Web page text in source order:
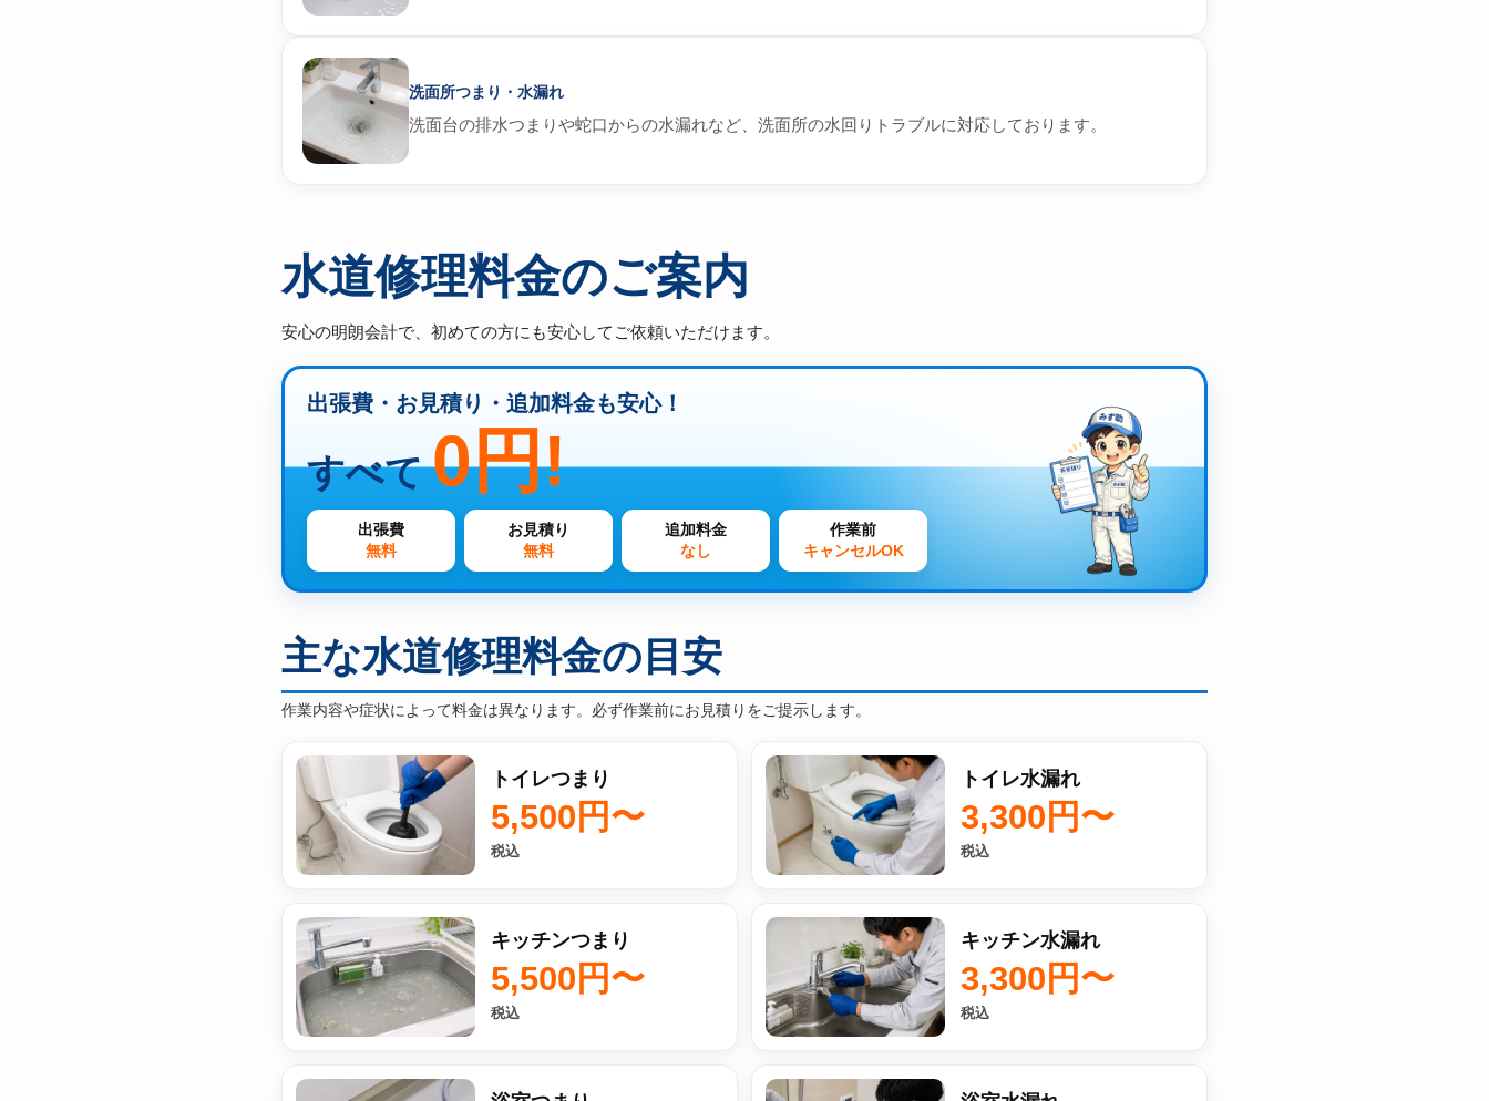
洗面所つまり・水漏れ
洗面台の排水つまりや蛇口からの水漏れなど、洗面所の水回りトラブルに対応しております。
水道修理料金のご案内
安心の明朗会計で、初めての方にも安心してご依頼いただけます。
出張費・お見積り・追加料金も安心！
すべて 0円!
出張費
無料
お見積り
無料
追加料金
なし
作業前
キャンセルOK
主な水道修理料金の目安
作業内容や症状によって料金は異なります。必ず作業前にお見積りをご提示します。
トイレつまり
5,500円〜
税込
トイレ水漏れ
3,300円〜
税込
キッチンつまり
5,500円〜
税込
キッチン水漏れ
3,300円〜
税込